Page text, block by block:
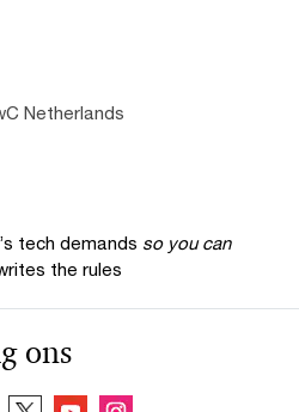
Netherlands
tech demands so you can
the rules
ons